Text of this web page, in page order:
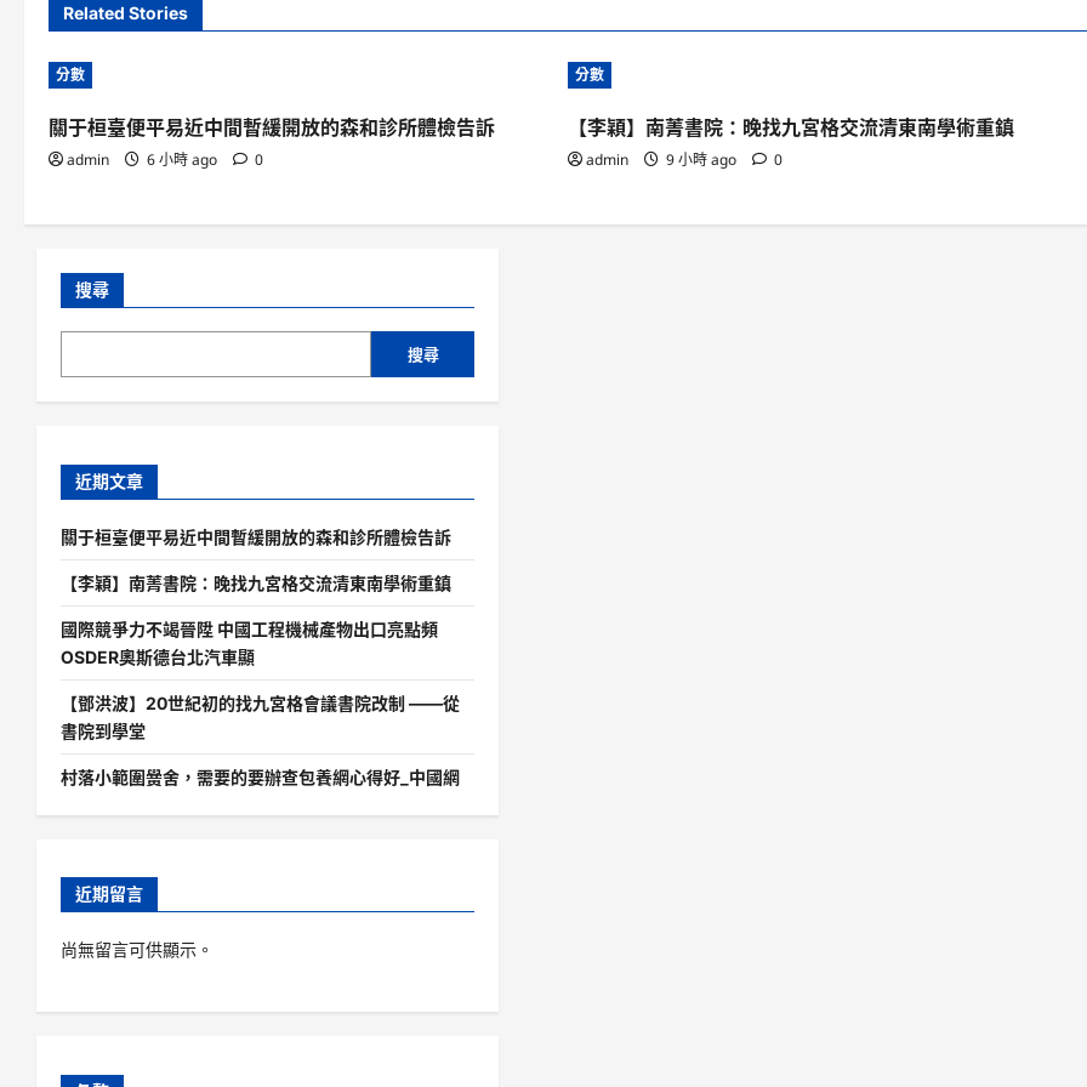
Related Stories
分數
關于桓臺便平易近中間暫緩開放的森和診所體檢告訴
admin 6 小時 ago 0
分數
【李穎】南菁書院：晚找九宮格交流清東南學術重鎮
admin 9 小時 ago 0
搜尋
搜尋
近期文章
關于桓臺便平易近中間暫緩開放的森和診所體檢告訴
【李穎】南菁書院：晚找九宮格交流清東南學術重鎮
國際競爭力不竭晉陞 中國工程機械產物出口亮點頻
OSDER奧斯德台北汽車顯
【鄧洪波】20世紀初的找九宮格會議書院改制 ——從
書院到學堂
村落小範圍黌舍，需要的要辦查包養網心得好_中國網
近期留言
尚無留言可供顯示。